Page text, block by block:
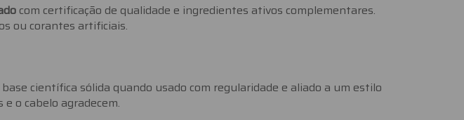
com certificação de qualidade e ingredientes ativos complementares.
ou corantes artificiais.
científica sólida quando usado com regularidade e aliado a um estilo
o cabelo agradecem.